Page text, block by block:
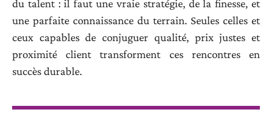
du talent : il faut une vraie stratégie, de la finesse, et
une parfaite connaissance du terrain. Seules celles et
ceux capables de conjuguer qualité, prix justes et
proximité client transforment ces rencontres en
succès durable.